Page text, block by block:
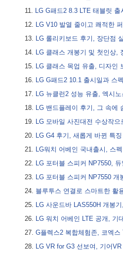
LG G패드2 8.3 LTE 태블릿
LG V10 발열 줄이고 쾌적한
LG 롤리키보드 후기, 장단점
LG 클래스 개봉기 및 첫인상,
LG 클래스 목업 유출, 디자인
LG G패드2 10.1 출시일과 스
LG 뉴클런2 성능 유출, 엑시
LG 밴드플레이 후기, 그 속에
LG 모바일 사진대전 수상작
LG G4 후기, 새롭게 바뀐 특
LG워치 어베인 국내출시, 스
LG 포터블 스피커 NP7550,
LG 포터블 스피커 NP7550 개
블루투스 연결로 스마트한 활
LG 사운드바 LAS550H 개봉
LG 워치 어베인 LTE 공개, 기
G플렉스2 복합체험존, 코엑스
LG VR for G3 선보여, 기어